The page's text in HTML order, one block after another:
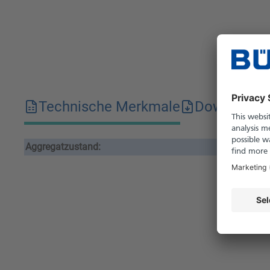
Technische Merkmale Downloads
Aggregatzustand: